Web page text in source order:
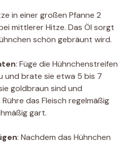
in einer großen Pfanne 2
mittlerer Hitze. Das Öl sorgt
schön gebräunt wird.
: Füge die Hühnchenstreifen
und brate sie etwa 5 bis 7
goldbraun sind und
das Fleisch regelmäßig
gart.
: Nachdem das Hühnchen